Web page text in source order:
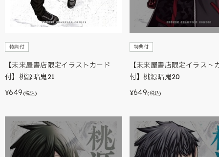
特典付
【未来屋書店限定イラストカード
付】桃源暗鬼21
¥649 (税込)
特典付
【未来屋書店限定イラスト
付】桃源暗鬼20
¥649(税込)